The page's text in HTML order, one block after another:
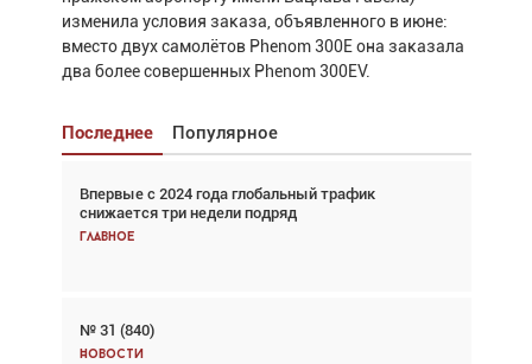
изменила условия заказа, объявленного в июне:
вместо двух самолётов Phenom 300E она заказала
два более совершенных Phenom 300EV.
Последнее Популярное
Впервые с 2024 года глобальный трафик
снижается три недели подряд
Главное
№ 31 (840)
Новости
Взгляд с высоты: тандем вертолётов и БПЛА в
спасательных операциях
Главное
Авиационный фотограф Дэйв Кох: «Фотография
говорит сама за себя... а ИИ всё портит»